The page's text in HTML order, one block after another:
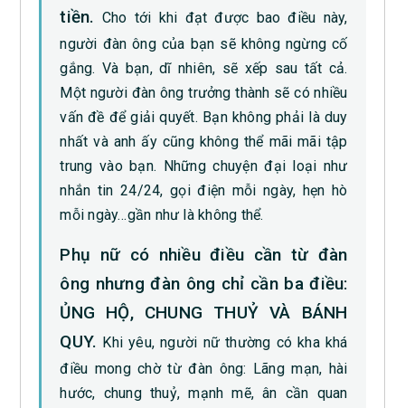
tiền. Cho tới khi đạt được bao điều này,
người đàn ông của bạn sẽ không ngừng cố
gắng. Và bạn, dĩ nhiên, sẽ xếp sau tất cả.
Một người đàn ông trưởng thành sẽ có nhiều
vấn đề để giải quyết. Bạn không phải là duy
nhất và anh ấy cũng không thể mãi mãi tập
trung vào bạn. Những chuyện đại loại như
nhắn tin 24/24, gọi điện mỗi ngày, hẹn hò
mỗi ngày…gần như là không thể.
Phụ nữ có nhiều điều cần từ đàn
ông nhưng đàn ông chỉ cần ba điều:
ỦNG HỘ, CHUNG THUỶ VÀ BÁNH
QUY. Khi yêu, người nữ thường có kha khá
điều mong chờ từ đàn ông: Lãng mạn, hài
hước, chung thuỷ, mạnh mẽ, ân cần quan